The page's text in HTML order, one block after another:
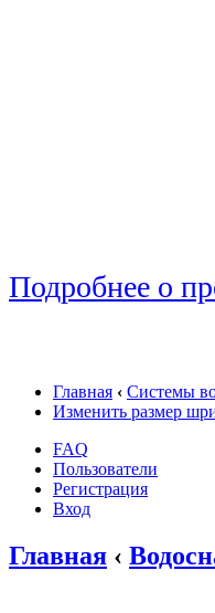
Подробнее о
Главная ‹ Системы
Изменить размер
FAQ
Пользователи
Регистрация
Вход
Главная ‹